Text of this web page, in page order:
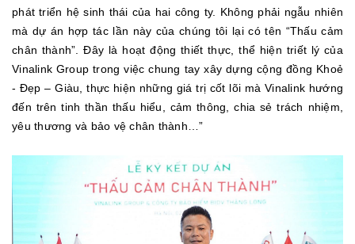
phát triển hệ sinh thái của hai công ty. Không phải ngẫu nhiên
mà dự án hợp tác lần này của chúng tôi lại có tên “Thấu cảm
chân thành”. Đây là hoạt động thiết thực, thể hiện triết lý của
Vinalink Group trong việc chung tay xây dựng cộng đồng Khoẻ
- Đẹp – Giàu, thực hiện những giá trị cốt lõi mà Vinalink hướng
đến trên tinh thần thấu hiểu, cảm thông, chia sẻ trách nhiệm,
yêu thương và bảo vệ chân thành…”